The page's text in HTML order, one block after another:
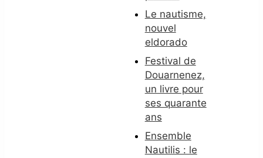
Le nautisme,
nouvel
eldorado
Festival de
Douarnenez,
un livre pour
ses quarante
ans
Ensemble
Nautilis : le